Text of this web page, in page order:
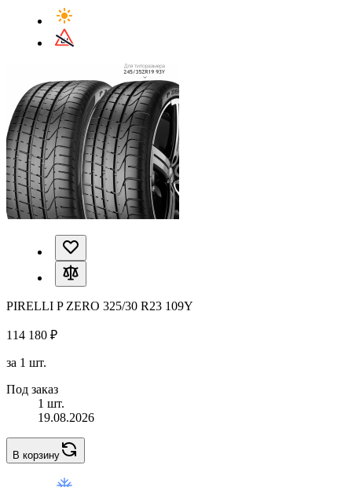
PIRELLI P ZERO 325/30 R23 109Y
114 180 ₽
за 1 шт.
Под заказ
1 шт.
19.08.2026
В корзину